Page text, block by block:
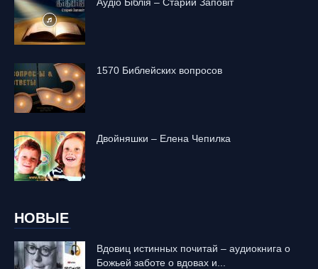
1570 Библейских вопросов
Двойняшки – Елена Чепилка
НОВЫЕ
Вдовиц истинных почитай – аудиокнига о
Божьей заботе о вдовах и...